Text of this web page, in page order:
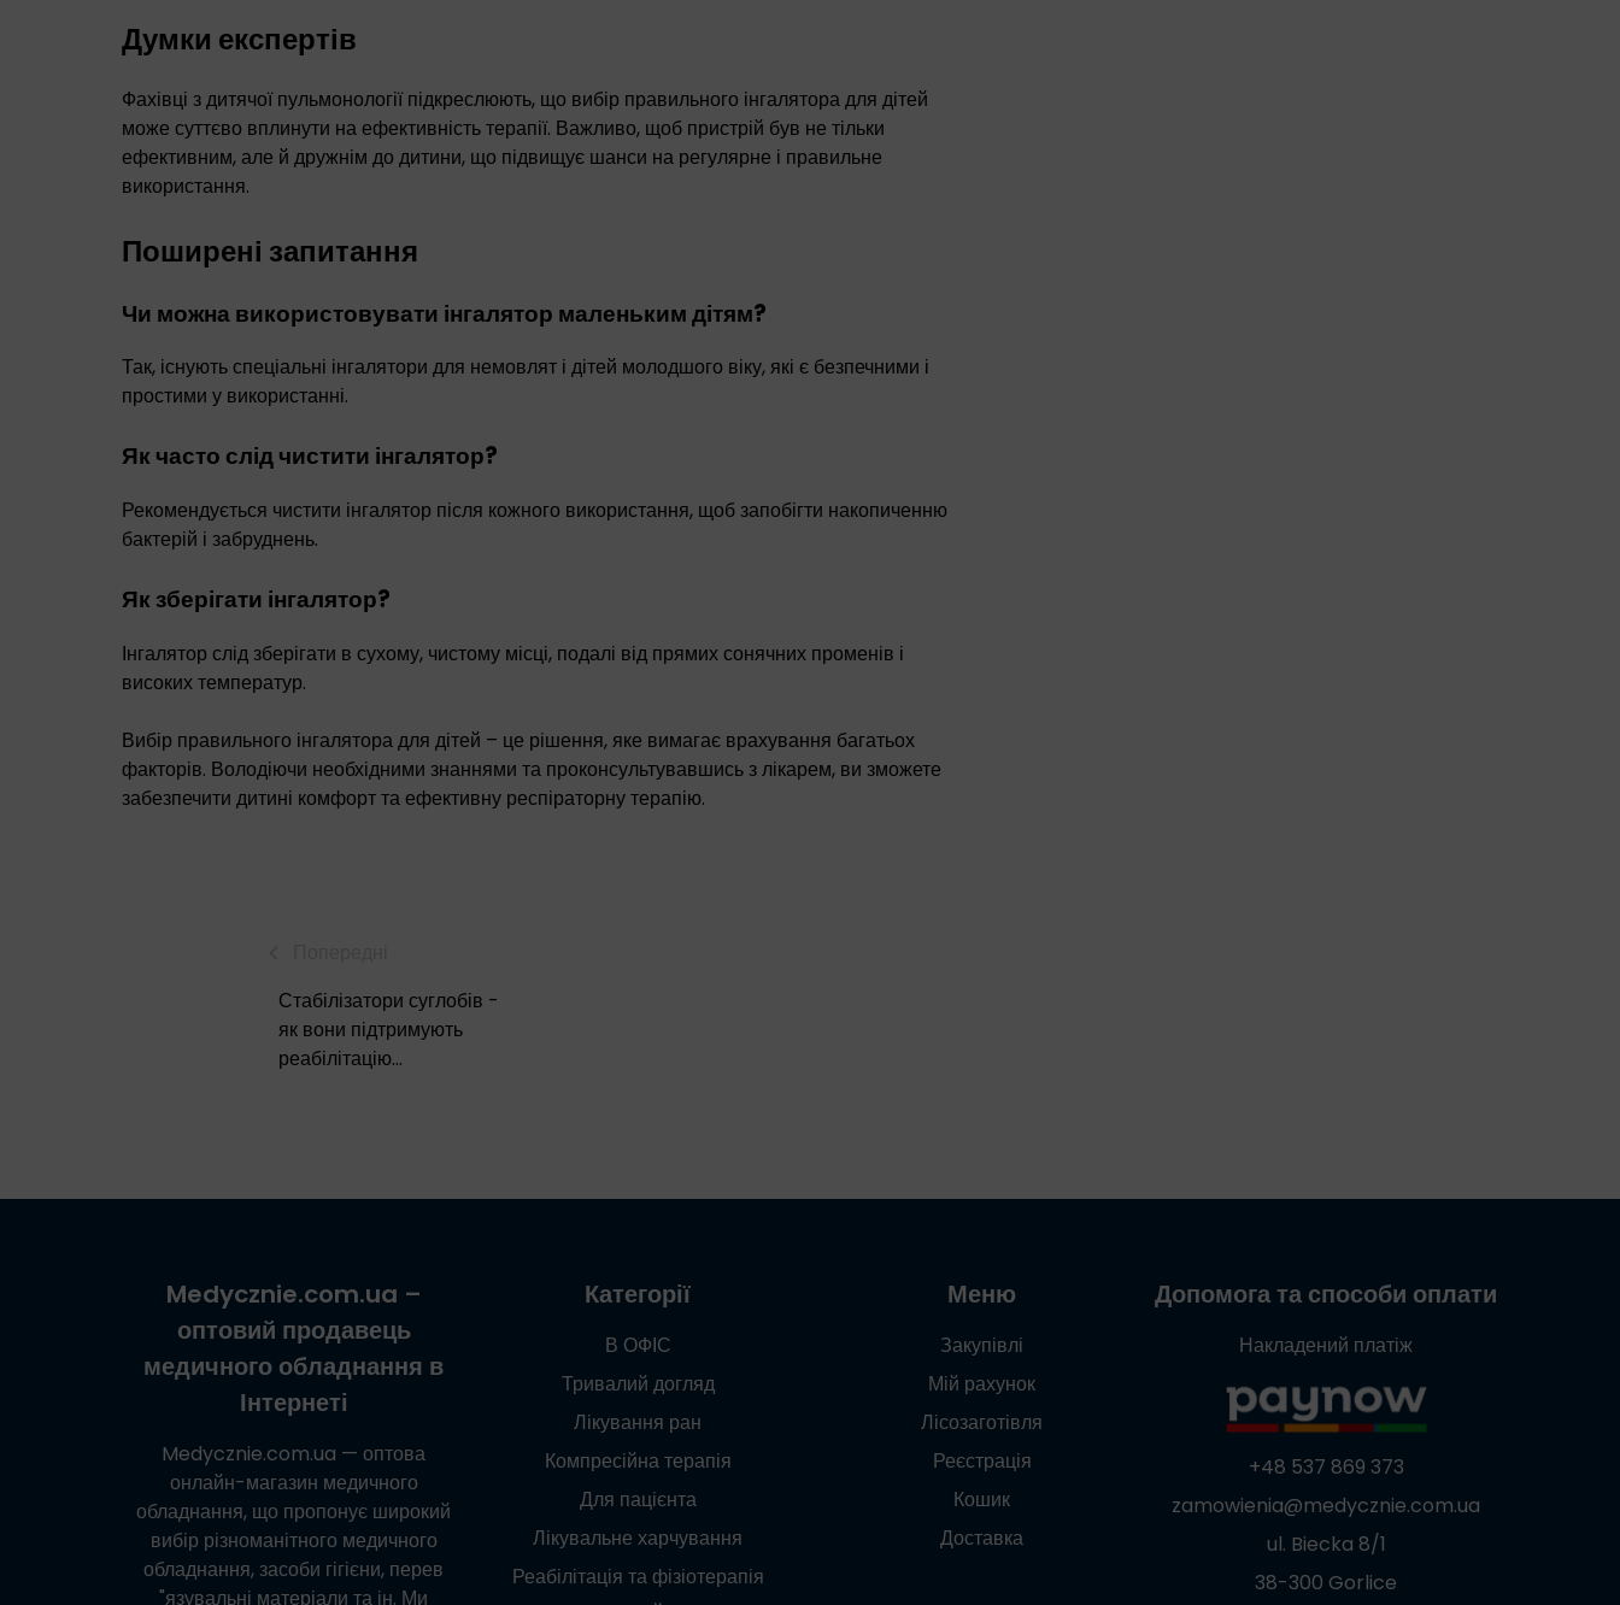
Думки експертів
Фахівці з дитячої пульмонології підкреслюють, що вибір правильного інгалятора для дітей
може суттєво вплинути на ефективність терапії. Важливо, щоб пристрій був не тільки
ефективним, але й дружнім до дитини, що підвищує шанси на регулярне і правильне
використання.
Поширені запитання
Чи можна використовувати інгалятор маленьким дітям?
Так, існують спеціальні інгалятори для немовлят і дітей молодшого віку, які є безпечними і
простими у використанні.
Як часто слід чистити інгалятор?
Рекомендується чистити інгалятор після кожного використання, щоб запобігти накопиченню
бактерій і забруднень.
Як зберігати інгалятор?
Інгалятор слід зберігати в сухому, чистому місці, подалі від прямих сонячних променів і
високих температур.
Вибір правильного інгалятора для дітей – це рішення, яке вимагає врахування багатьох
факторів. Володіючи необхідними знаннями та проконсультувавшись з лікарем, ви зможете
забезпечити дитині комфорт та ефективну респіраторну терапію.
Стабілізатори суглобів -
як вони підтримують
реабілітацію...
Medycznie.com.ua –
оптовий продавець
медичного обладнання в
Інтернеті
Medycznie.com.ua — оптова
онлайн-магазин медичного
обладнання, що пропонує широкий
вибір різноманітного медичного
обладнання, засоби гігієни, перев
"язувальні матеріали та ін. Ми
Категорії
В ОФІС
Тривалий догляд
Лікування ран
Компресійна терапія
Для пацієнта
Лікувальне харчування
Реабілітація та фізіотерапія
Меню
Закупівлі
Мій рахунок
Лісозаготівля
Реєстрація
Кошик
Доставка
Допомога та способи оплати
Накладений платіж
+48 537 869 373
zamowienia@medycznie.com.ua
ul. Biecka 8/1
38-300 Gorlice